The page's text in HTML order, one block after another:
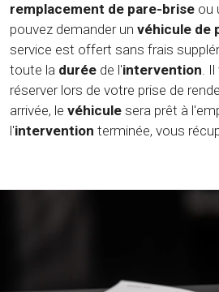
remplacement de pare-brise ou
pouvez demander un véhicule de
service est offert sans frais
toute la durée de l'intervention.
réserver lors de votre prise de
arrivée, le véhicule sera prêt à
l'intervention terminée, vous